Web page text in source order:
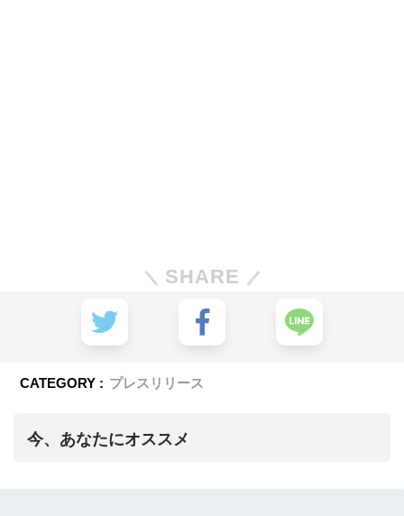
SHARE
CATEGORY : プレスリリース
今、あなたにオススメ